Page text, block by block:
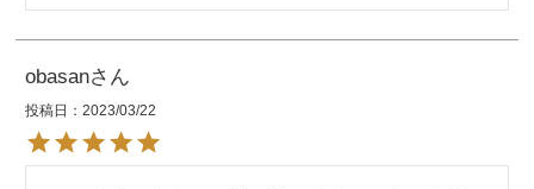
obasan
投稿日 2023/03/22